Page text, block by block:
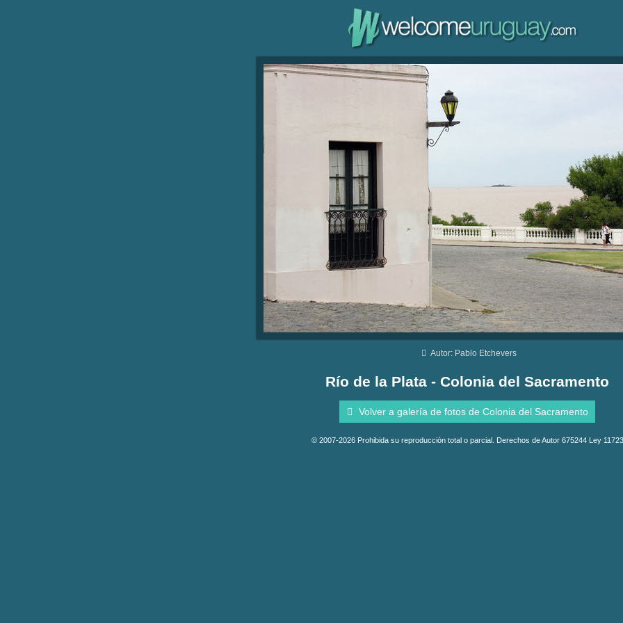
Autor: Pablo Etchevers
Río de la Plata - Colonia del Sacramento
Volver a galería de fotos de Colonia del Sacramento
© 2007-2026 Prohibida su reproducción total o parcial. Derechos de Autor 675244 Ley 11723